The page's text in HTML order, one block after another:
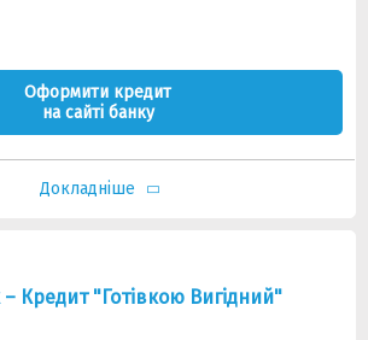
Оформити кредит
на сайті банку
Докладніше
Кредит "Готівкою Вигідний"